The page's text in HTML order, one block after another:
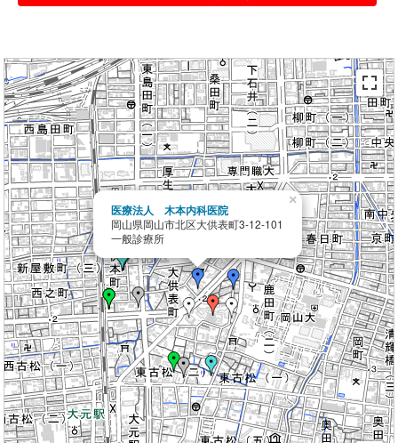
医療法人 木本内科医院
岡山県岡山市北区大供表町3-12-101
一般診療所
×